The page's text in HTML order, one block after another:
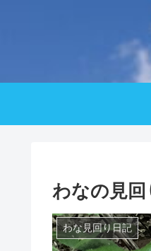
わなの見回
わな見回り日記